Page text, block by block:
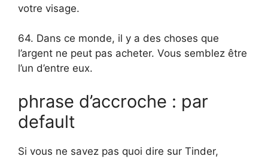
votre visage.
64. Dans ce monde, il y a des choses que
l’argent ne peut pas acheter. Vous semblez être
l’un d’entre eux.
phrase d’accroche : par
default
Si vous ne savez pas quoi dire sur Tinder,